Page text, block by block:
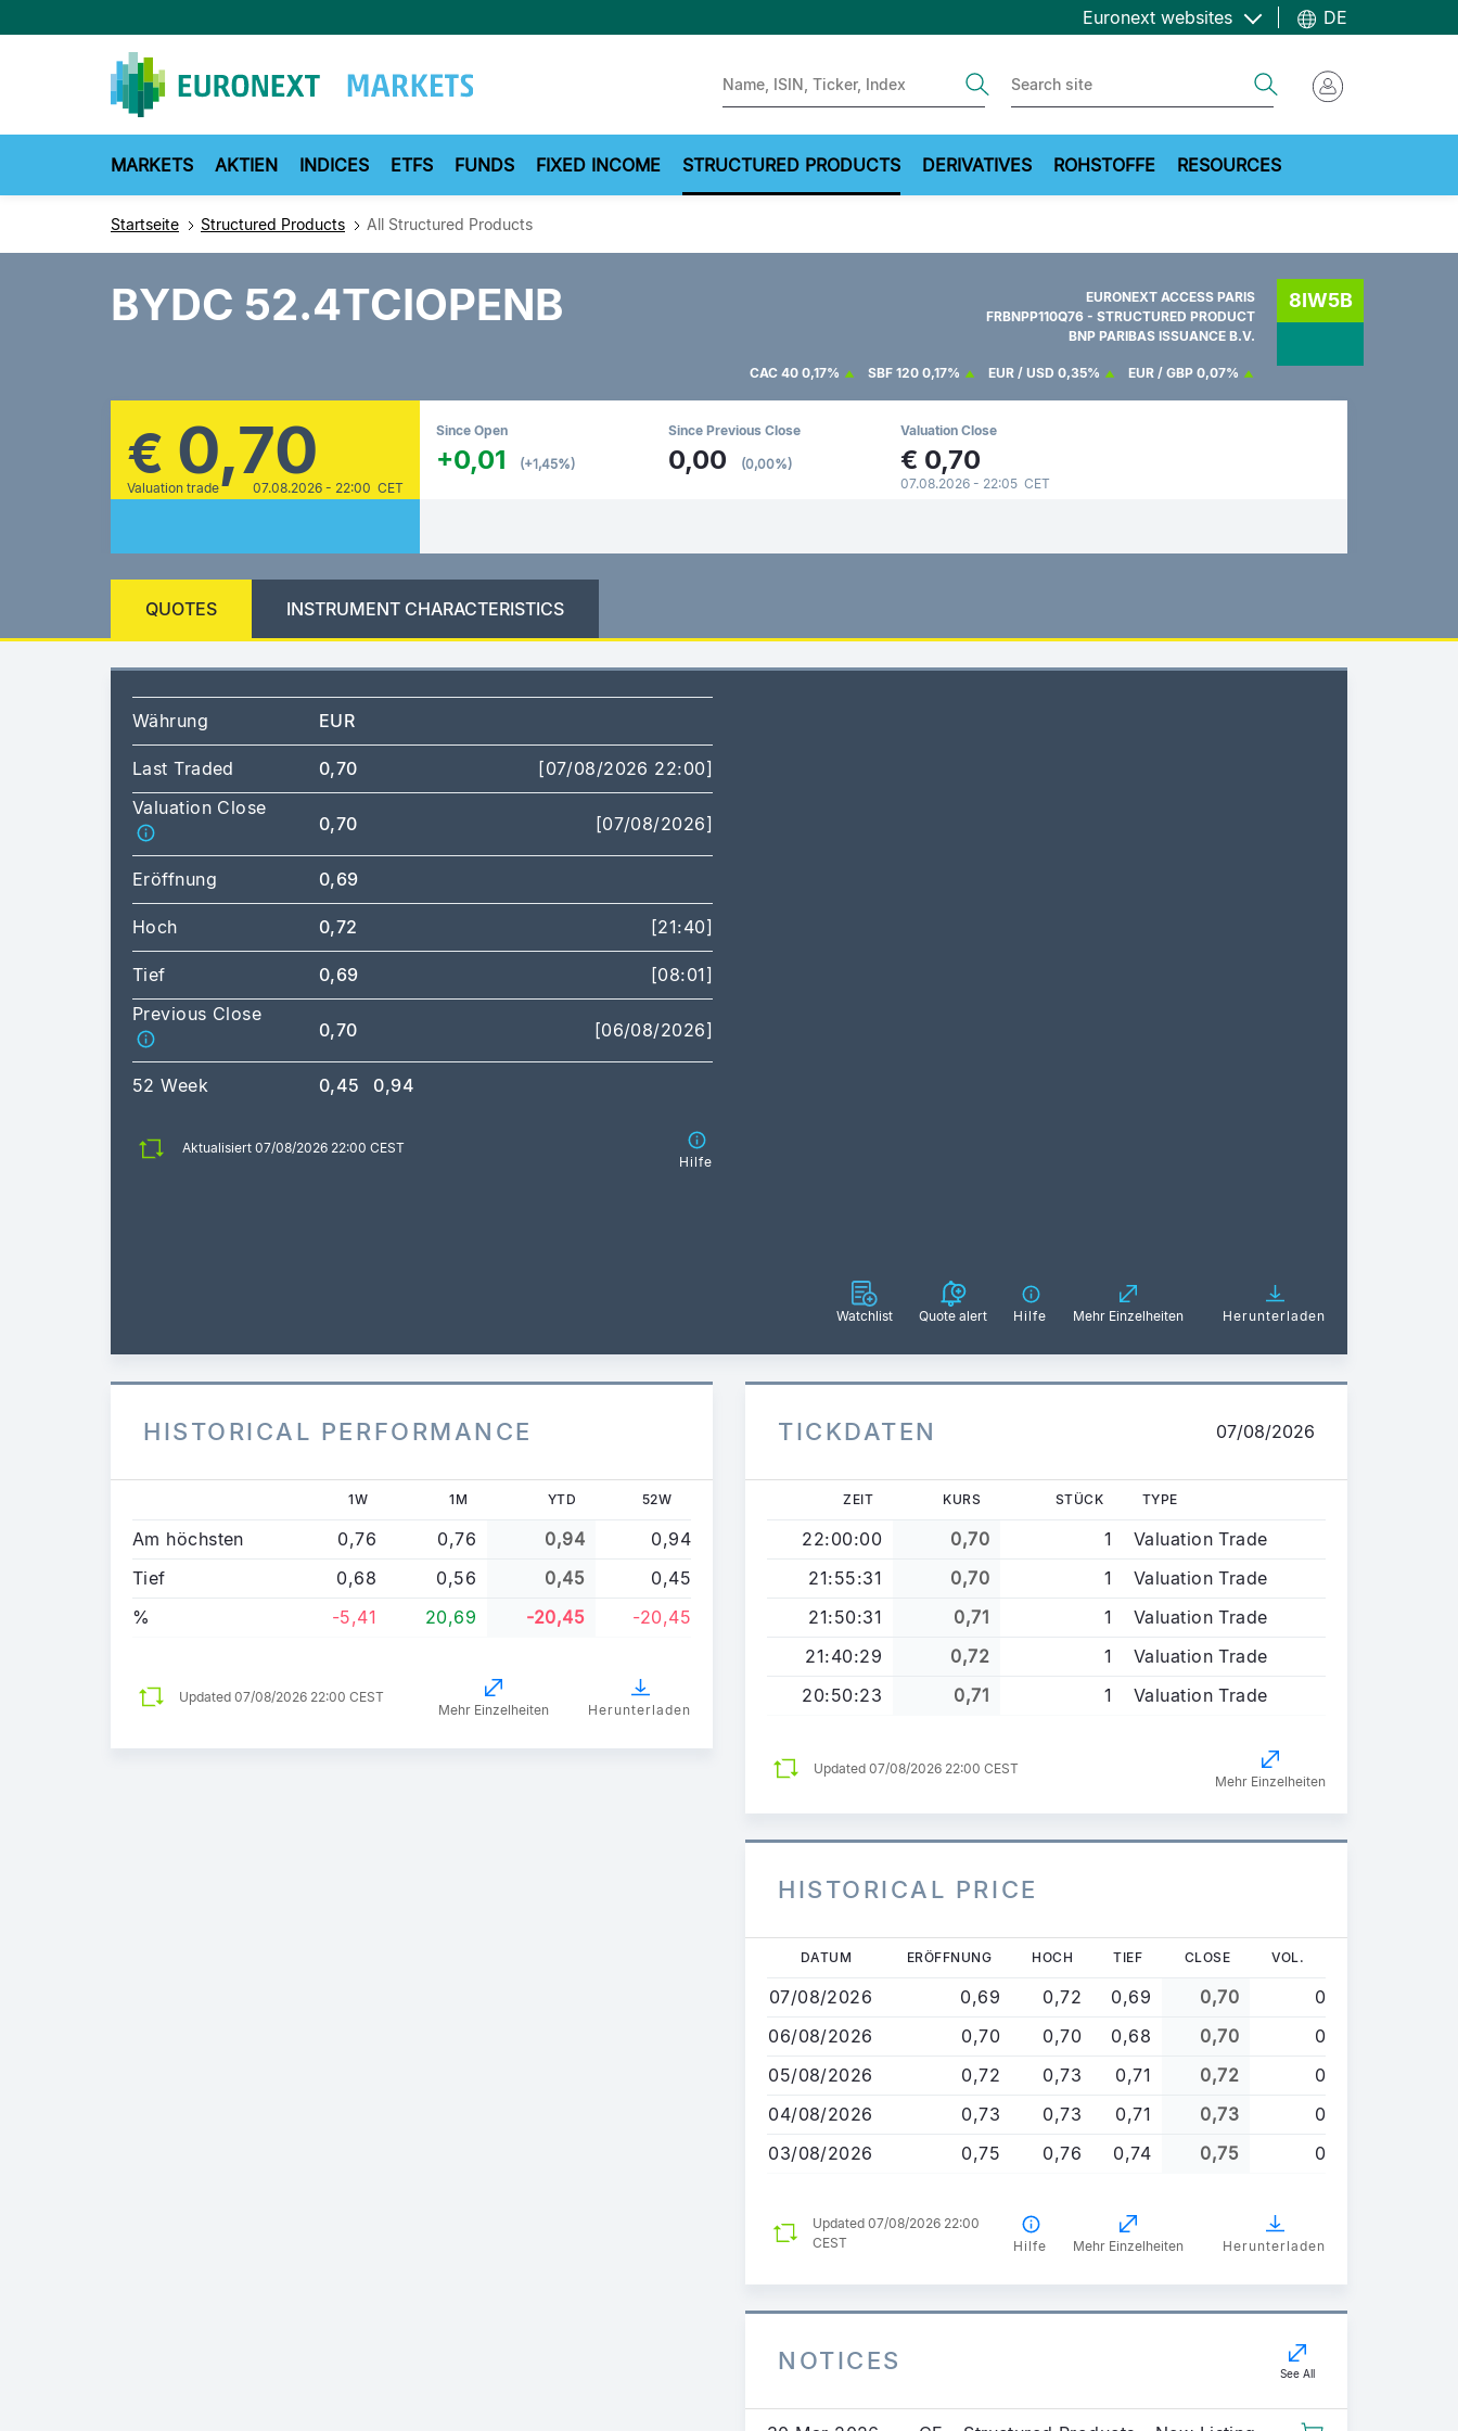
zum
Euronext websites DE
MARKETS AKTIEN INDICES ETFS FUNDS FIXED INCOME STRUCTURED PRODUCTS DERIVATIVES ROHSTOFFE RESOURCES
Startseite Structured Products All Structured Products
BYDC 52.4TCIOPENB
EURONEXT ACCESS PARIS
FRBNPP110Q76 - STRUCTURED PRODUCT
BNP PARIBAS ISSUANCE B.V.
8IW5B
CAC 40 0,17% SBF 120 0,17% EUR / USD 0,35% EUR / GBP 0,07%
€ 0,70
Valuation trade 07.08.2026 - 22:00 CET
Since Open
+0,01 (+1,45%)
Since Previous Close
0,00 (0,00%)
Valuation Close
€ 0,70
07.08.2026 - 22:05 CET
QUOTES INSTRUMENT CHARACTERISTICS
Währung EUR
Last Traded 0,70
[07/08/2026 22:00]
Valuation Close
0,70 [07/08/2026]
Eröffnung 0,69
Hoch 0,72 [21:40]
Tief 0,69
[08:01]
Previous Close
0,70 [06/08/2026]
52 Week 0,45 0,94
Aktualisiert 07/08/2026 22:00 CEST
Hilfe
Watchlist Quote alert Hilfe Mehr Einzelheiten Herunterladen
HISTORICAL PERFORMANCE
1W 1M YTD 52W
Am höchsten 0,76 0,76 0,94
0,94
Tief
0,68 0,56 0,45
0,45
%
-5,41 20,69 -20,45 -20,45
Updated 07/08/2026 22:00 CEST
Mehr Einzelheiten
Herunterladen
TICKDATEN 07/08/2026
ZEIT KURS STÜCK TYPE
22:00:00 0,70 1
Valuation Trade
21:55:31
0,70 1
Valuation Trade
21:50:31
0,71 1
Valuation Trade
21:40:29
0,72 1
Valuation Trade
20:50:23
0,71 1 Valuation Trade
Updated 07/08/2026 22:00 CEST
Mehr Einzelheiten
HISTORICAL PRICE
Direkt
Inhalt
DATUM ERÖFFNUNG HOCH TIEF CLOSE VOL.
07/08/2026 0,69 0,72 0,69 0,70
0
06/08/2026
0,70 0,70 0,68 0,70
0
05/08/2026
0,72 0,73 0,71 0,72
0
04/08/2026
0,73 0,73 0,71 0,73
0
03/08/2026
0,75 0,76 0,74 0,75 0
Updated 07/08/2026 22:00
CEST
Hilfe Mehr Einzelheiten Herunterladen
NOTICES See All